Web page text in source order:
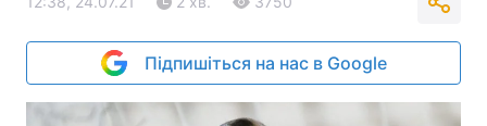
Підпишіться на нас в Google